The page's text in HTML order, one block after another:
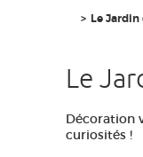
Le Jardin
Le
Décoration
curiosités !